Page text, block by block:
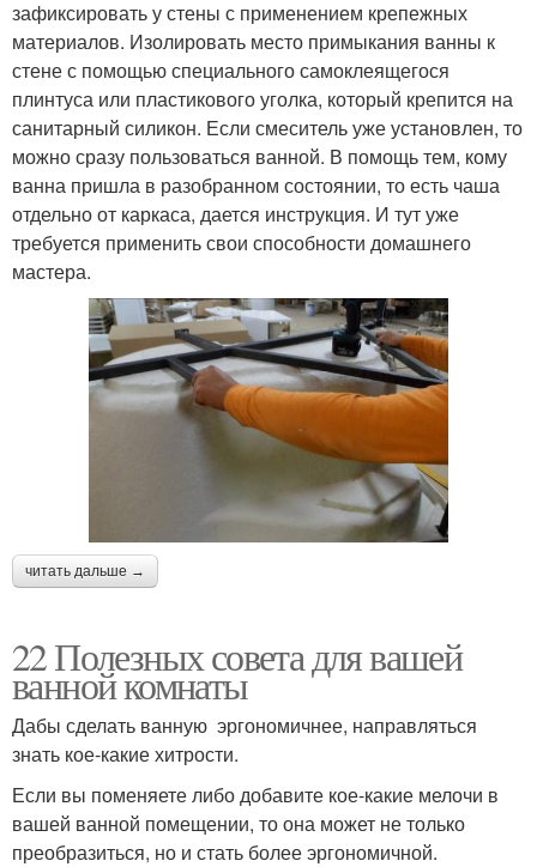
зафиксировать у стены с применением крепежных
материалов. Изолировать место примыкания ванны к
стене с помощью специального самоклеящегося
плинтуса или пластикового уголка, который крепится на
санитарный силикон. Если смеситель уже установлен, то
можно сразу пользоваться ванной. В помощь тем, кому
ванна пришла в разобранном состоянии, то есть чаша
отдельно от каркаса, дается инструкция. И тут уже
требуется применить свои способности домашнего
мастера.
читать дальше →
22 Полезных совета для вашей
ванной комнаты
Дабы сделать ванную эргономичнее, направляться
знать кое-какие хитрости.
Если вы поменяете либо добавите кое-какие мелочи в
вашей ванной помещении, то она может не только
преобразиться, но и стать более эргономичной.